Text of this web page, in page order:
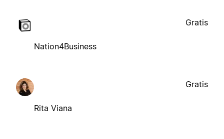
Nation4Business
Gratis
Rita Viana
Gratis